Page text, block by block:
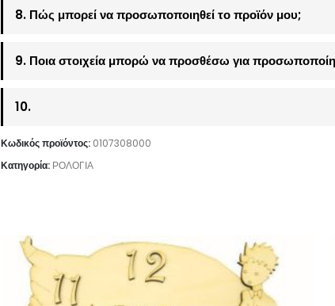
8. Πώς μπορεί να προσωποποιηθεί το προϊόν μου;
9. Ποια στοιχεία μπορώ να προσθέσω για
10.
Κωδικός προϊόντος: 0107308000
Κατηγορία: ΡΟΛΟΓΙΑ